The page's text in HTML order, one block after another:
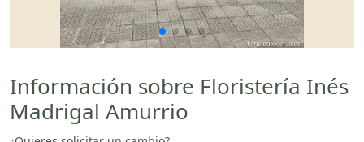
Información sobre Floristería Inés
Madrigal Amurrio